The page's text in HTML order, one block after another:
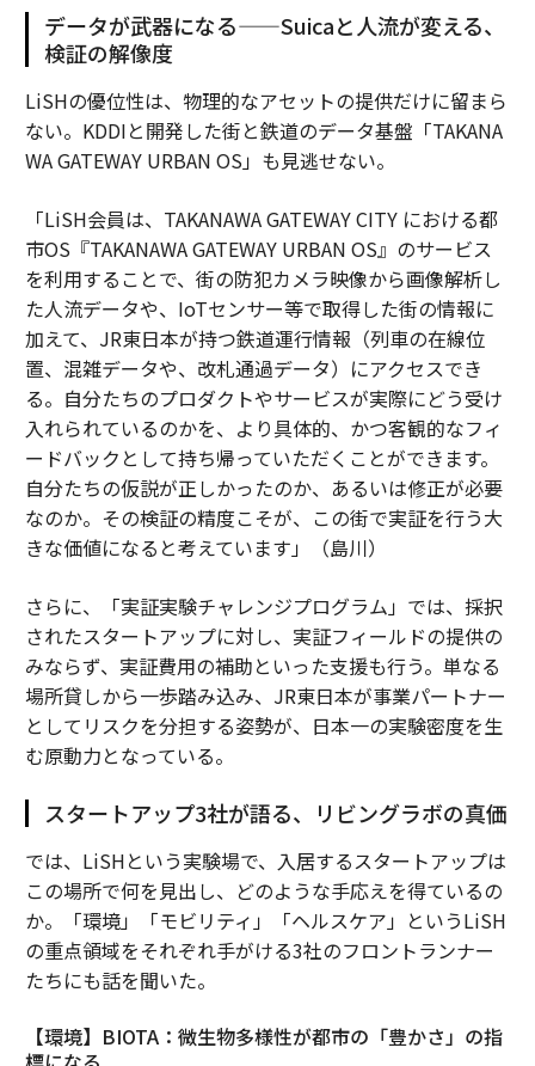
データが武器になる——Suicaと人流が変える、
検証の解像度
LiSHの優位性は、物理的なアセットの提供だけに留まら
ない。KDDIと開発した街と鉄道のデータ基盤「TAKANA
WA GATEWAY URBAN OS」も見逃せない。
「LiSH会員は、TAKANAWA GATEWAY CITY における都
市OS『TAKANAWA GATEWAY URBAN OS』のサービス
を利用することで、街の防犯カメラ映像から画像解析し
た人流データや、IoTセンサー等で取得した街の情報に
加えて、JR東日本が持つ鉄道運行情報（列車の在線位
置、混雑データや、改札通過データ）にアクセスでき
る。自分たちのプロダクトやサービスが実際にどう受け
入れられているのかを、より具体的、かつ客観的なフィ
ードバックとして持ち帰っていただくことができます。
自分たちの仮説が正しかったのか、あるいは修正が必要
なのか。その検証の精度こそが、この街で実証を行う大
きな価値になると考えています」（島川）
さらに、「実証実験チャレンジプログラム」では、採択
されたスタートアップに対し、実証フィールドの提供の
みならず、実証費用の補助といった支援も行う。単なる
場所貸しから一歩踏み込み、JR東日本が事業パートナー
としてリスクを分担する姿勢が、日本一の実験密度を生
む原動力となっている。
スタートアップ3社が語る、リビングラボの真価
では、LiSHという実験場で、入居するスタートアップは
この場所で何を見出し、どのような手応えを得ているの
か。「環境」「モビリティ」「ヘルスケア」というLiSH
の重点領域をそれぞれ手がける3社のフロントランナー
たちにも話を聞いた。
【環境】BIOTA：微生物多様性が都市の「豊かさ」の指